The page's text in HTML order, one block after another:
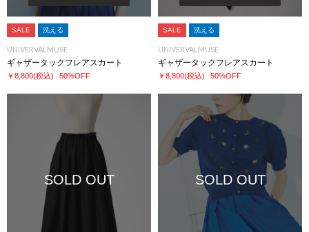
SALE 洗える
UNIVERVALMUSE
ギャザータックフレアスカート
￥8,800(税込) 50%OFF
SALE 洗える
UNIVERVALMUSE
ギャザータックフレアスカート
￥8,800(税込) 50%OFF
SOLD OUT SOLD OUT